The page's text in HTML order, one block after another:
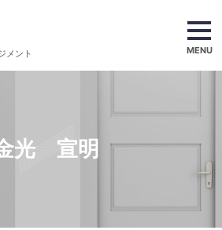
メント MENU
光 宣明